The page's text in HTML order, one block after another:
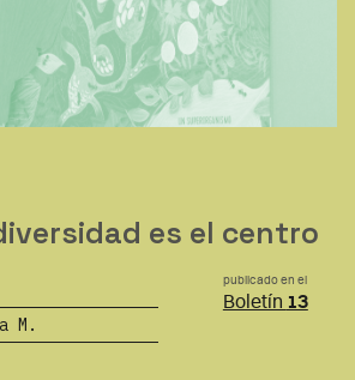
es el centro
M.
publicado en el
Boletín 13